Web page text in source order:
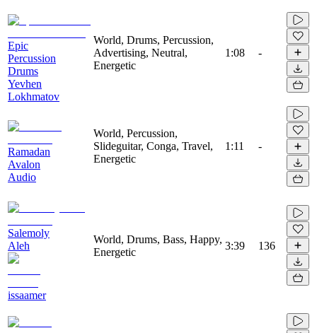
Epic
Percussion
Drums
Yevhen
Lokhmatov
World, Drums, Percussion,
Advertising, Neutral,
Energetic
1:08 -
Ramadan
Avalon
Audio
World, Percussion,
Slideguitar, Conga, Travel,
Energetic
1:11 -
Salemoly
Aleh
issaamer
World, Drums, Bass, Happy,
Energetic
3:39 136